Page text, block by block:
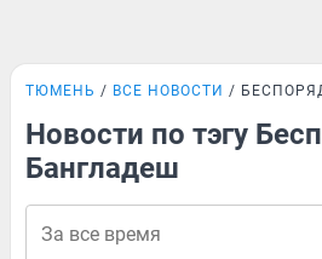
ТЮМЕНЬ ВСЕ НОВОСТИ
Новости по тэгу
Бангладеш